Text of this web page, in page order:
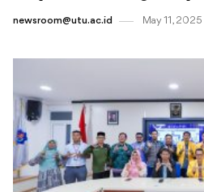
newsroom@utu.ac.id May 11 , 2025